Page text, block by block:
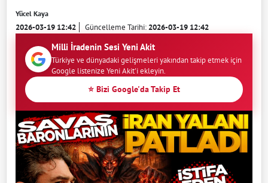
Yücel Kaya
2026-03-19 12:42 Güncelleme Tarihi:2026-03-19 12:42
Milli İradenin Sesi Yeni Akit
Türkiye ve dünyadaki gelişmeleri yakından takip etmek için
Google listenize Yeni Akit'i ekleyin.
⭐ Bizi Google'da Takip Et